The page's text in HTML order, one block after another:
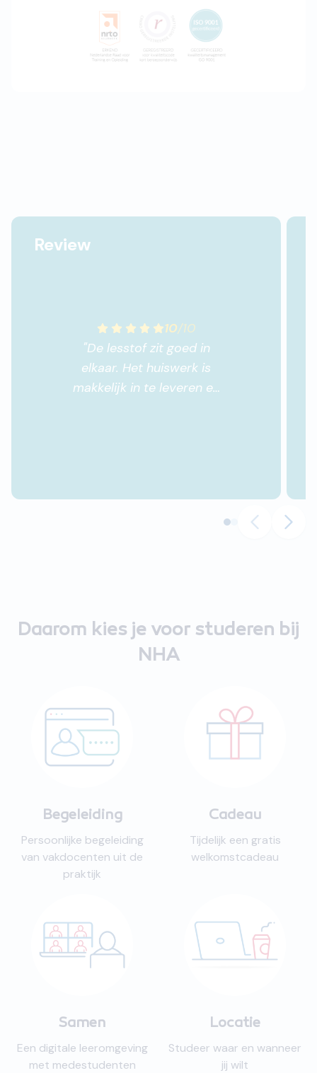
Review
10/10
"De lesstof zit goed in
elkaar. Het huiswerk is
makkelijk in te leveren en
Daarom kies je voor studeren bij
NHA
Begeleiding
Persoonlijke begeleiding
van vakdocenten uit de
praktijk
Cadeau
Tijdelijk een gratis
welkomstcadeau
Samen
Een digitale leeromgeving
met medestudenten
Locatie
Studeer waar en wanneer
jij wilt